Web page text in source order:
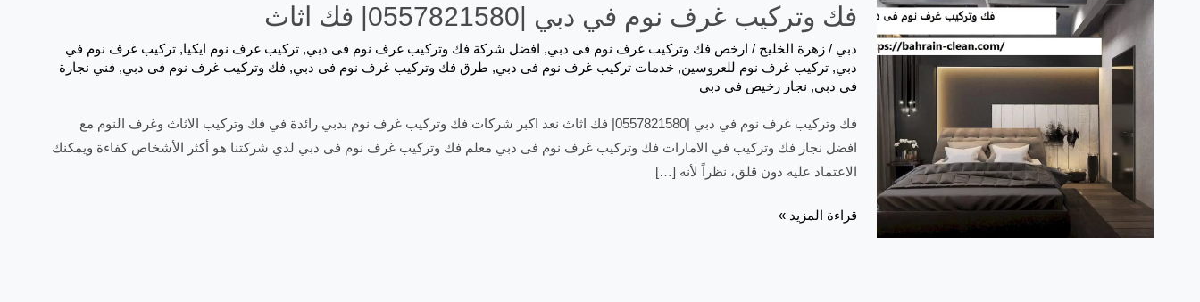
فك وتركيب غرف نوم في دبي |0557821580| فك اثاث
دبي /زهرة الخليج/ ارخص فك وتركيب غرف نوم فى دبي, افضل شركة فك وتركيب غرف نوم فى دبي,تركيب غرف نوم ايكيا,تركيب غرف نوم في
دبي,تركيب غرف نوم للعروسين,خدمات تركيب غرف نوم فى دبي, طرق فك وتركيب غرف نوم فى دبي, فك وتركيب غرف نوم فى دبي, فني نجارة
في دبي, نجار رخيص في دبي
فك وتركيب غرف نوم في دبي |0557821580| فك اثاث نعد اكبر شركات فك وتركيب غرف نوم بدبي رائدة في فك وتركيب الاثاث وغرف النوم مع
افضل نجار فك وتركيب في الامارات فك وتركيب غرف نوم فى دبي معلم فك وتركيب غرف نوم فى دبي لدي شركتنا هو أكثر الأشخاص كفاءة ويمكنك
الاعتماد عليه دون قلق، نظراً لأنه […]
فك
قراءة المزيد »